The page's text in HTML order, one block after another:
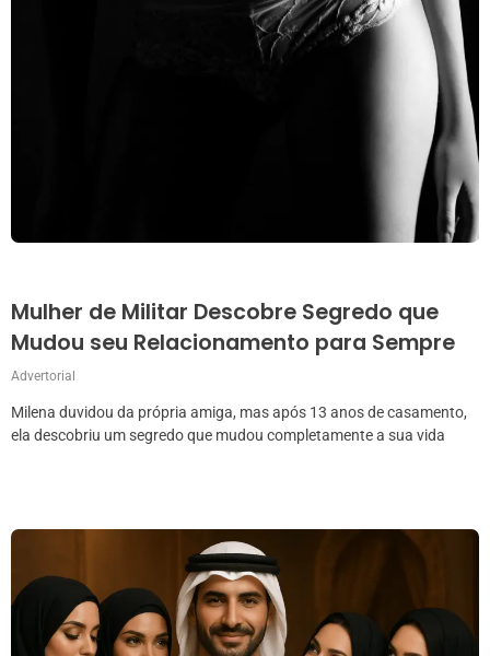
Mulher de Militar Descobre Segredo que
Mudou seu Relacionamento para Sempre
Advertorial
Milena duvidou da própria amiga, mas após 13 anos de casamento,
ela descobriu um segredo que mudou completamente a sua vida